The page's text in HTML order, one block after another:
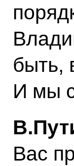
быть,
И мы
Вас